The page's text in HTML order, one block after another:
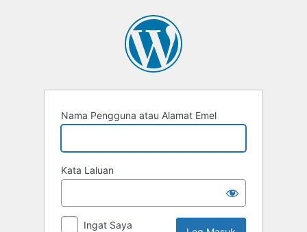
Nama Pengguna atau Alamat Emel
Kata Laluan
Ingat Saya